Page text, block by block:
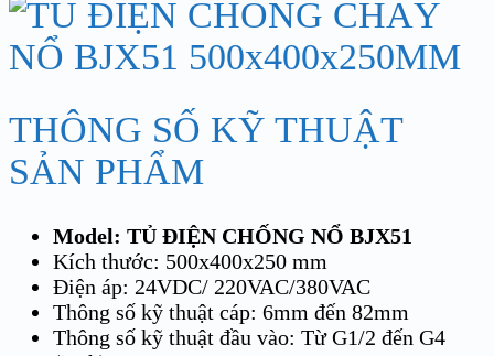
THÔNG SỐ KỸ THUẬT
SẢN PHẨM
Model: TỦ ĐIỆN CHỐNG NỔ BJX51
Kích thước: 500x400x250 mm
Điện áp: 24VDC/ 220VAC/380VAC
Thông số kỹ thuật cáp: 6mm đến 82mm
Thông số kỹ thuật đầu vào: Từ G1/2 đến G4